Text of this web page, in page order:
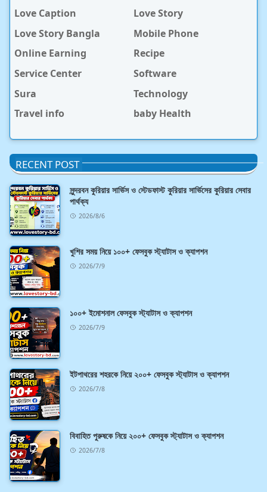
Love Caption
Love Story
Love Story Bangla
Mobile Phone
Online Earning
Recipe
Service Center
Software
Sura
Technology
Travel info
baby Health
RECENT POST
সুন্দরবন কুরিয়ার সার্ভিস ও স্টেডফাস্ট কুরিয়ার সার্ভিসের কুরিয়ার সেবার
পার্থক্য
2026/8/6
খুশির সময় নিয়ে ১০০+ ফেসবুক স্ট্যাটাস ও ক্যাপশন
2026/7/9
১০০+ ইমোশনাল ফেসবুক স্ট্যাটাস ও ক্যাপশন
2026/7/9
ইটপাথরের শহরকে নিয়ে ২০০+ ফেসবুক স্ট্যাটাস ও ক্যাপশন
2026/7/8
বিবাহিত পুরুষকে নিয়ে ২০০+ ফেসবুক স্ট্যাটাস ও ক্যাপশন
2026/7/8